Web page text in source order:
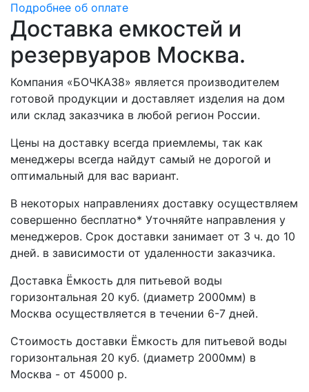
Подробнее об оплате
Доставка емкостей и
резервуаров Москва.
Компания «БОЧКА38» является производителем
готовой продукции и доставляет изделия на дом
или склад заказчика в любой регион России.
Цены на доставку всегда приемлемы, так как
менеджеры всегда найдут самый не дорогой и
оптимальный для вас вариант.
В некоторых направлениях доставку осуществляем
совершенно бесплатно* Уточняйте направления у
менеджеров. Срок доставки занимает от 3 ч. до 10
дней. в зависимости от удаленности заказчика.
Доставка Ёмкость для питьевой воды
горизонтальная 20 куб. (диаметр 2000мм) в
Москва осуществляется в течении 6-7 дней.
Стоимость доставки Ёмкость для питьевой воды
горизонтальная 20 куб. (диаметр 2000мм) в
Москва - от 45000 р.